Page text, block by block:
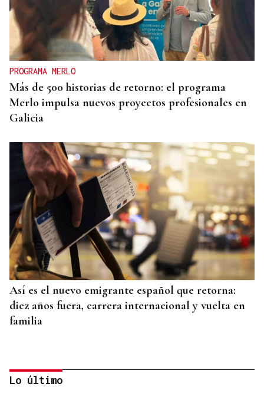
PROGRAMA MERLO
Más de 500 historias de retorno: el programa
Merlo impulsa nuevos proyectos profesionales en
Galicia
Así es el nuevo emigrante español que retorna:
diez años fuera, carrera internacional y vuelta en
familia
Lo último